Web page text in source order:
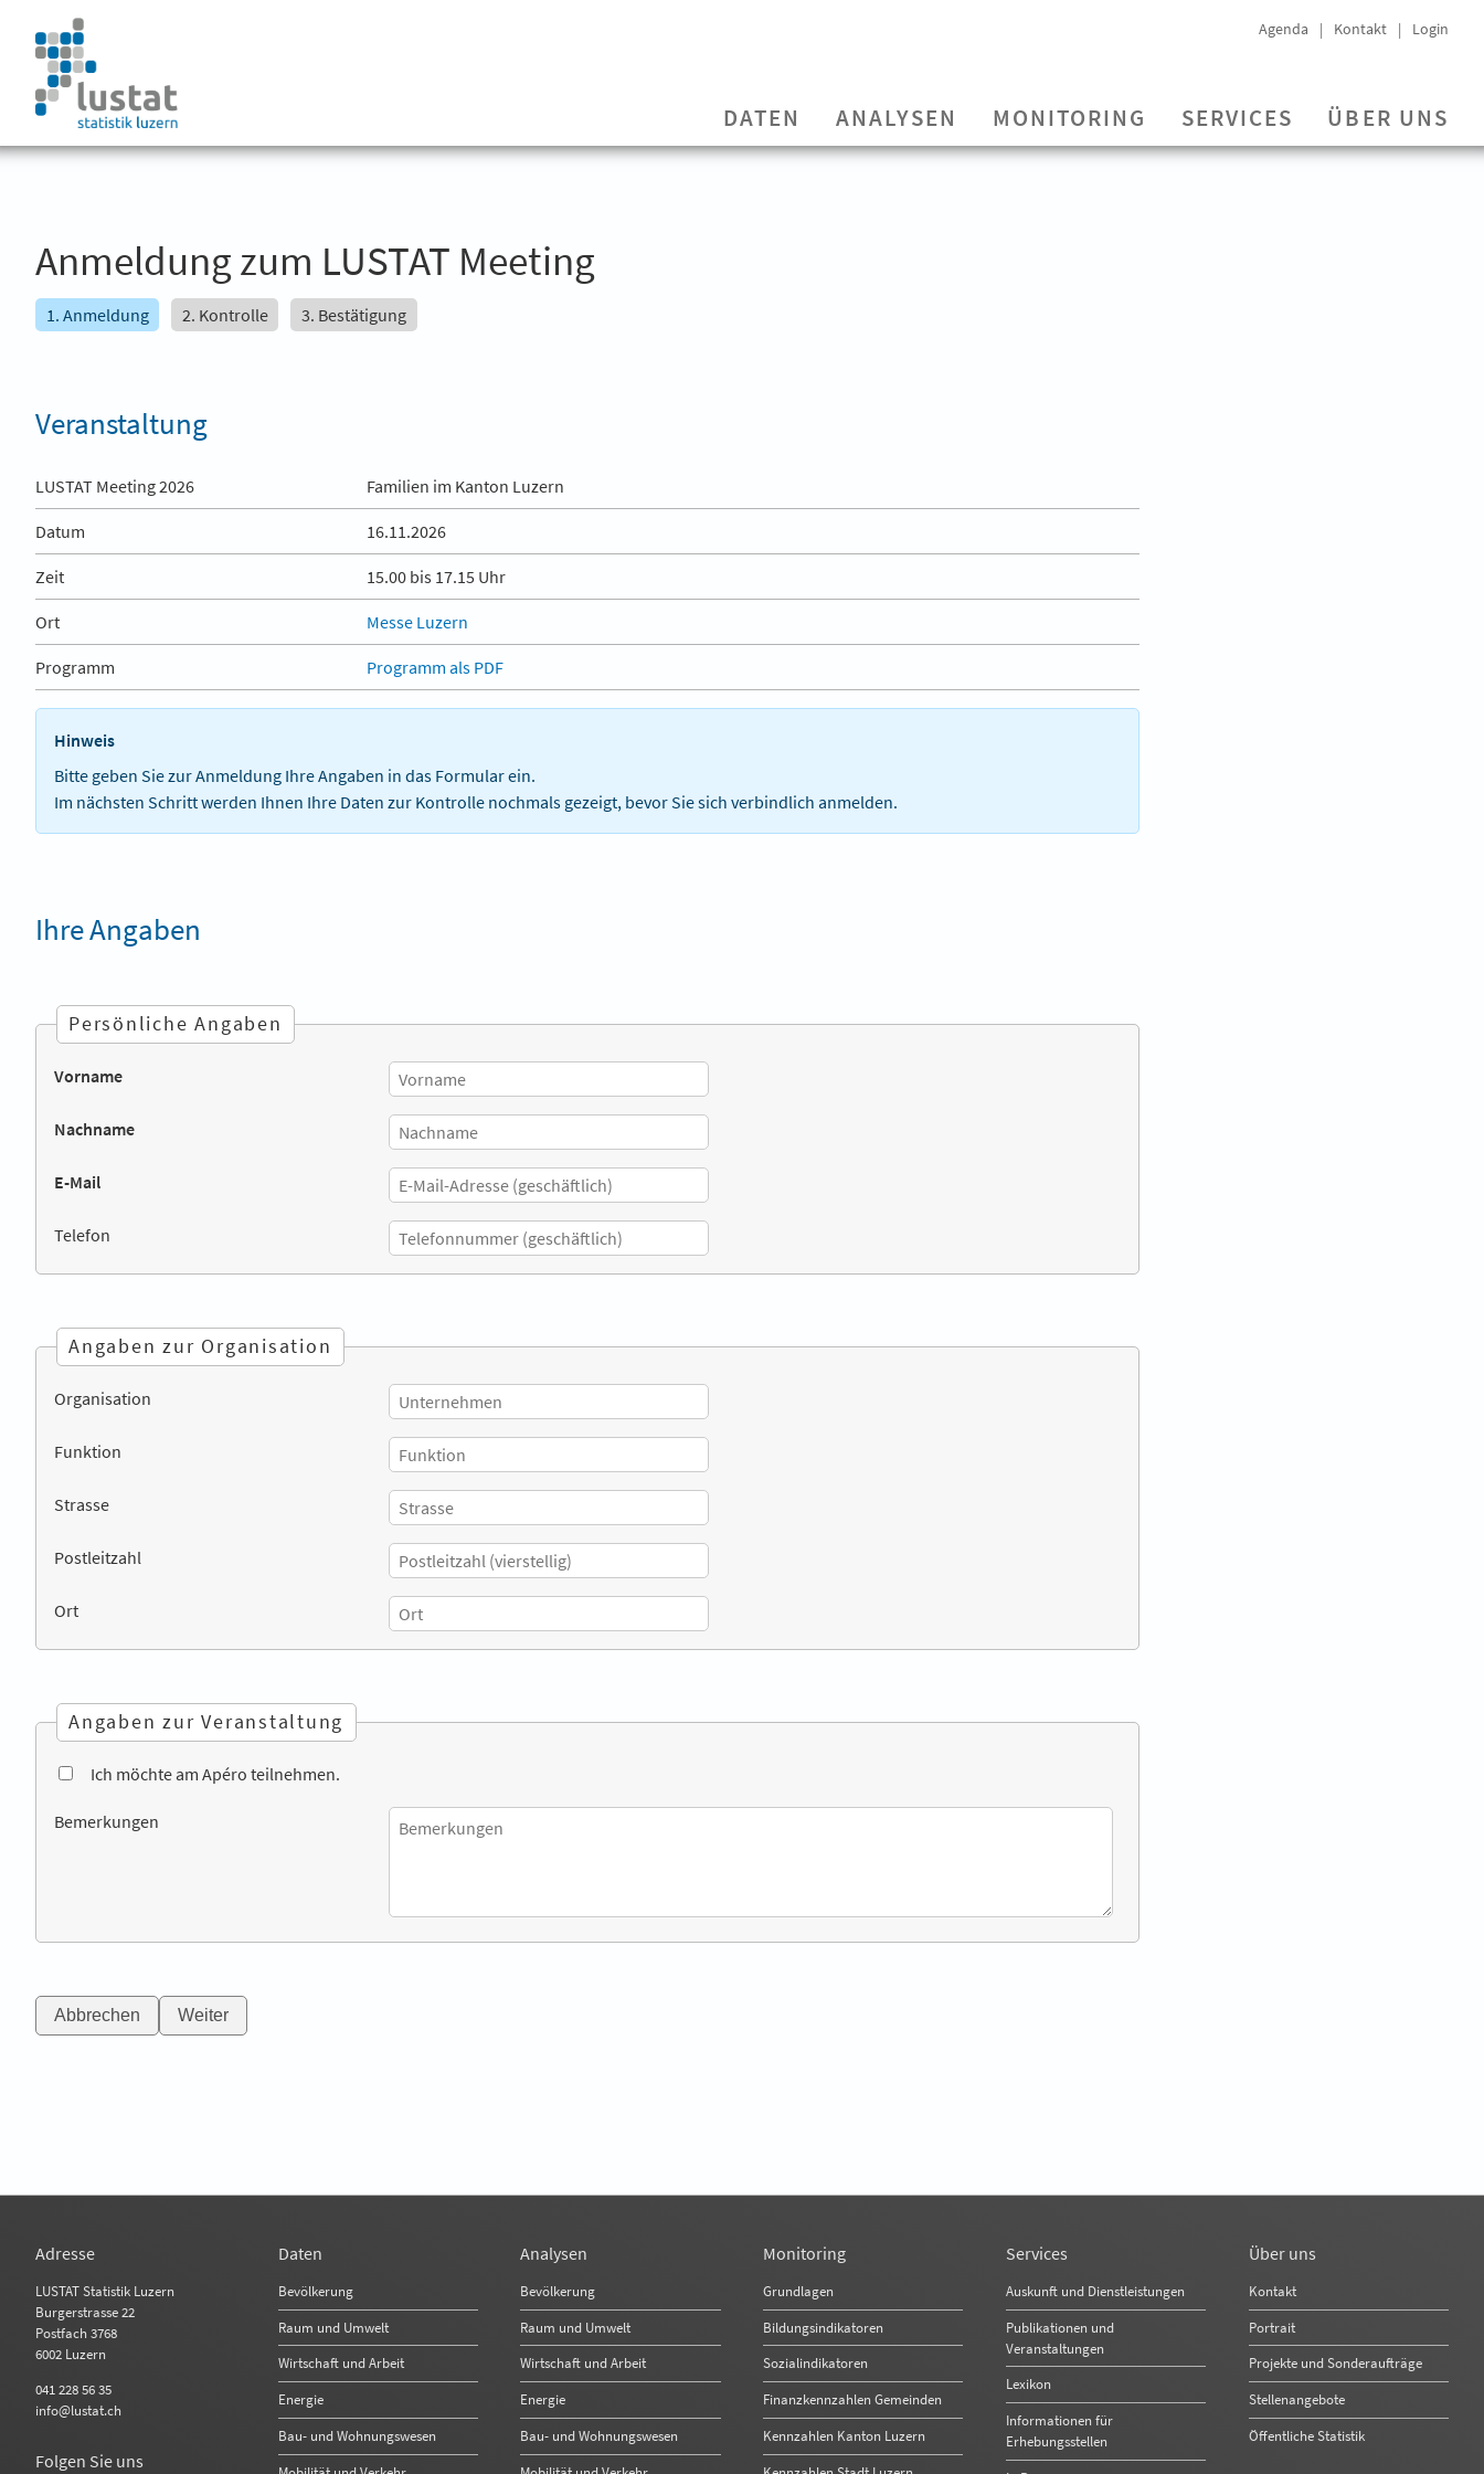
Agenda Kontakt Login
DATEN ANALYSEN MONITORING SERVICES ÜBER UNS
Anmeldung zum LUSTAT Meeting
1. Anmeldung 2. Kontrolle 3. Bestätigung
Veranstaltung
LUSTAT Meeting 2026 Familien im Kanton Luzern
Datum 16.11.2026
Zeit 15.00 bis 17.15 Uhr
Ort Messe Luzern
Programm Programm als PDF
Hinweis
Bitte geben Sie zur Anmeldung Ihre Angaben in das Formular ein.
Im nächsten Schritt werden Ihnen Ihre Daten zur Kontrolle nochmals gezeigt, bevor Sie sich verbindlich anmelden.
Ihre Angaben
Persönliche Angaben
Vorname
Nachname
E-Mail
Telefon
Angaben zur Organisation
Organisation
Funktion
Strasse
Postleitzahl
Ort
Angaben zur Veranstaltung
Ich möchte am Apéro teilnehmen.
Bemerkungen
Abbrechen Weiter
Adresse
LUSTAT Statistik Luzern
Burgerstrasse 22
Postfach 3768
6002 Luzern
041 228 56 35
info@lustat.ch
Folgen Sie uns
Daten
Bevölkerung
Raum und Umwelt
Wirtschaft und Arbeit
Energie
Bau- und Wohnungswesen
Analysen
Bevölkerung
Raum und Umwelt
Wirtschaft und Arbeit
Energie
Bau- und Wohnungswesen
Monitoring
Grundlagen
Bildungsindikatoren
Sozialindikatoren
Finanzkennzahlen Gemeinden
Kennzahlen Kanton Luzern
Services
Auskunft und Dienstleistungen
Publikationen und
Veranstaltungen
Lexikon
Informationen für
Erhebungsstellen
Über uns
Kontakt
Portrait
Projekte und Sonderaufträge
Stellenangebote
Öffentliche Statistik